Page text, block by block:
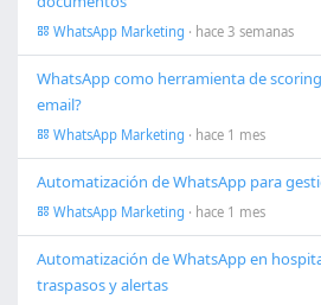
WhatsApp Marketing · hace 3 semanas
WhatsApp como herramienta de
email?
WhatsApp Marketing · hace 1 mes
Automatización de WhatsApp para
WhatsApp Marketing · hace 1 mes
Automatización de WhatsApp en
traspasos y alertas